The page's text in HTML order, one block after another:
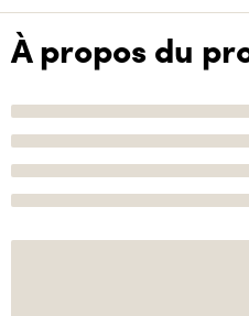
À propos du